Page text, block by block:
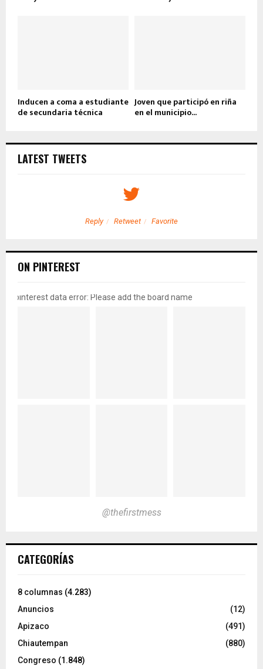
Inducen a coma a estudiante
de secundaria técnica
Joven que participó en riña
en el municipio...
LATEST TWEETS
Reply Retweet Favorite
ON PINTEREST
pinterest data error: Please add the board name
@thefirstmess
CATEGORÍAS
8 columnas (4.283)
Anuncios
(12)
Apizaco
(491)
Chiautempan
(880)
Congreso (1.848)